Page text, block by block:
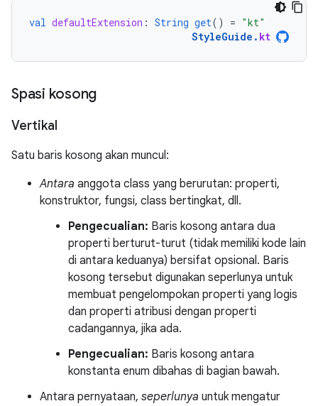
val defaultExtension : String get() = "kt"
StyleGuide . kt
Spasi kosong
Vertikal
Satu baris kosong akan muncul:
Antara anggota class yang berurutan: properti,
konstruktor, fungsi, class bertingkat, dll.
Pengecualian: Baris kosong antara dua
properti berturut-turut (tidak memiliki kode lain
di antara keduanya) bersifat opsional. Baris
kosong tersebut digunakan seperlunya untuk
membuat pengelompokan properti yang logis
dan properti atribusi dengan properti
cadangannya, jika ada.
Pengecualian: Baris kosong antara
konstanta enum dibahas di bagian bawah.
Antara pernyataan, seperlunya untuk mengatur